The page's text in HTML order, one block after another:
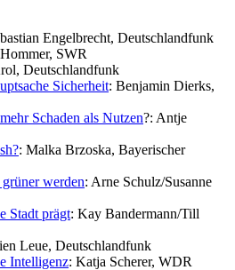
Engelbrecht, Deutschlandfunk
SWR
Deutschlandfunk
Sicherheit: Benjamin Dierks,
Schaden als Nutzen?: Antje
: Malka Brzoska, Bayerischer
werden: Arne Schulz/Susanne
Stadt prägt: Kay Bandermann/Till
Leue, Deutschlandfunk
Intelligenz: Katja Scherer, WDR